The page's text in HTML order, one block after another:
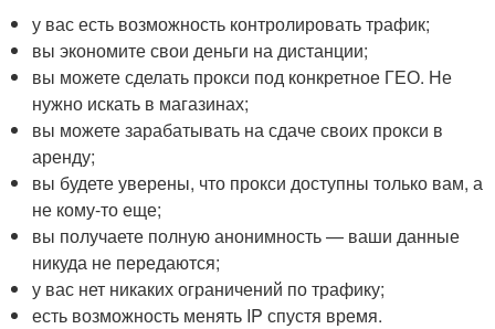
у вас есть возможность контролировать трафик;
вы экономите свои деньги на дистанции;
вы можете сделать прокси под конкретное ГЕО. Не
нужно искать в магазинах;
вы можете зарабатывать на сдаче своих прокси в
аренду;
вы будете уверены, что прокси доступны только вам, а
не кому-то еще;
вы получаете полную анонимность — ваши данные
никуда не передаются;
у вас нет никаких ограничений по трафику;
есть возможность менять IP спустя время.